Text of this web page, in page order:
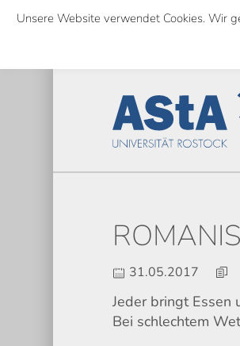
Skip
content
31.05.2017
Jeder bringt Essen
Bei schlechtem
Unsere Website verwendet Cookies. Wir